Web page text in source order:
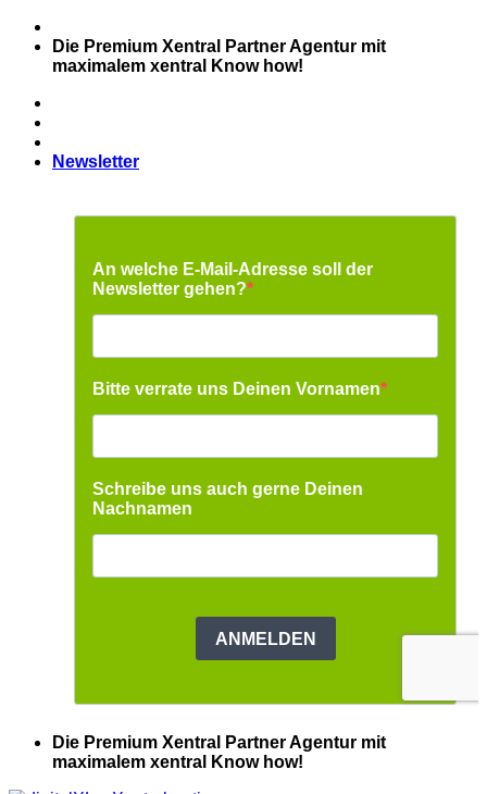
Zum
Inhalt
springen
Die Premium Xentral Partner Agentur mit
maximalem xentral Know how!
Newsletter
Die Premium Xentral Partner Agentur mit
maximalem xentral Know how!